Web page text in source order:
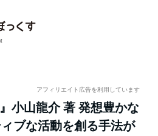
アフィリエイト広告を利用しています
小山龍介 著 発想豊かな
ブな活動を創る手法が